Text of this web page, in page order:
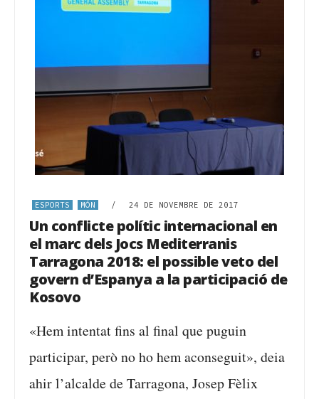
ESPORTS MÓN / 24 DE NOVEMBRE DE 2017
Un conflicte polític internacional en
el marc dels Jocs Mediterranis
Tarragona 2018: el possible veto del
govern d’Espanya a la participació de
Kosovo
«Hem intentat fins al final que puguin
participar, però no ho hem aconseguit», deia
ahir l’alcalde de Tarragona, Josep Fèlix